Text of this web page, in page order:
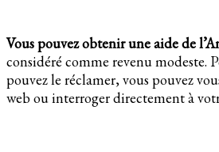
Vous pouvez obtenir une aide de
considéré comme revenu modeste.
pouvez le réclamer, vous pouvez
web ou interroger directement à